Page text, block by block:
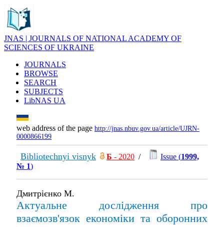
JNAS | JOURNALS OF NATIONAL ACADEMY OF
SCIENCES OF UKRAINE
JOURNALS
BROWSE
SEARCH
SUBJECTS
LibNAS UA
web address of the page http://jnas.nbuv.gov.ua/article/UJRN-
0000866199
Bibliotechnyi visnyk Б - 2020 / Issue (1999,
№ 1)
Дмитрієнко М.
Актуальне дослідження про
взаємозв'язок економіки та оборонних